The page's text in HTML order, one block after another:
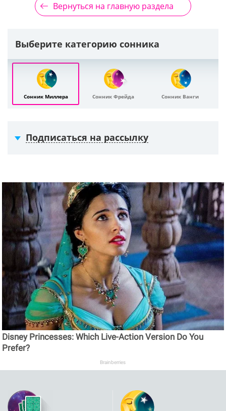
Вернуться на главную раздела
Выберите категорию сонника
Сонник Миллера Сонник Фрейда Сонник Ванги
Подписаться на рассылку
Disney Princesses: Which Live-Action Version Do You
Prefer?
Brainberries